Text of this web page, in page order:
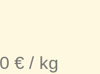
€ / kg